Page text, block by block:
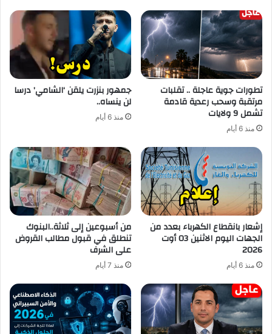
تطورات جوية عاجلة .. تقلبات
مرتقبة وسحب رعدية قادمة
تشمل 9 ولايات
منذ 6 أيام
جمهور بنزرت يلقن ‘الشامي’ درسا
لن ينساه..
منذ 6 أيام
إشعار بانقطاع الكهرباء بعدد من
الجهات اليوم الاثنين 03 أوت
2026
منذ 6 أيام
من أسبوعين إلى ثلاثة..البنوك
تنطلق في قبول مطالب القروض
على الشرف
منذ 7 أيام